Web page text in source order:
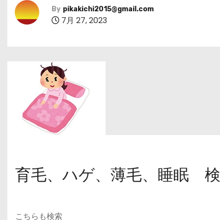
By pikakichi2015@gmail.com
7月 27, 2023
育毛、ハゲ、薄毛、睡眠
こちらも検索